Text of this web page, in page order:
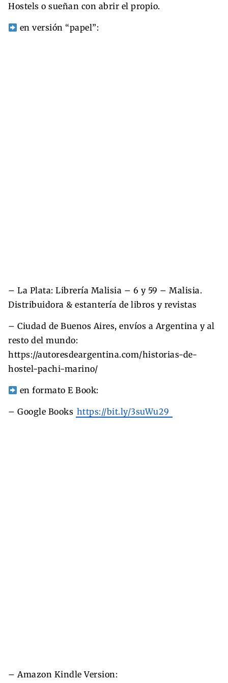
Hostels o sueñan con abrir el propio.
en versión “papel”:
– La Plata: Librería Malisia – 6 y 59 – Malisia.
Distribuidora & estantería de libros y revistas
– Ciudad de Buenos Aires, envíos a Argentina y al
resto del mundo:
https://autoresdeargentina.com/historias-de-
hostel-pachi-marino/
en formato E Book:
– Google Books https://bit.ly/3suWu29
– Amazon Kindle Version: